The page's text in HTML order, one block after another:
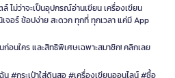
ไม่ว่าจะเป็นอุปกรณ์อ่านเขียน เครื่องเขียน
จอร์ ช้อปง่าย สะดวก ทุกที่ ทุกเวลา แค่มี App
ก่อนใคร และสิทธิพิเศษเฉพาะสมาชิก! คลิกเลย
#กระเป๋าใส่ดินสอ #เครื่องเขียนออนไลน์ #ซื้อ